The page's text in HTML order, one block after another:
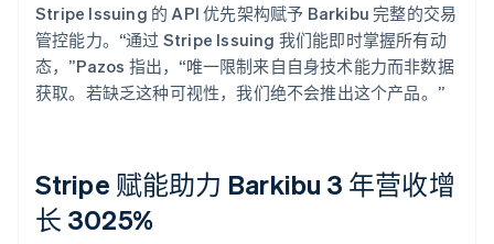
Stripe Issuing 的 API 优先架构赋予 Barkibu 完整的交易
管控能力。“通过 Stripe Issuing 我们能即时掌握所有动
态，”Pazos 指出，“唯一限制来自自身技术能力而非数据
获取。若缺乏这种可视性，我们绝不会推出这个产品。”
Stripe 赋能助力 Barkibu 3 年营收增
长 3025%